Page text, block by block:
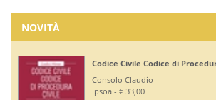
NOVITÀ
Codice Civile Codice di Procedura Civile
Consolo Claudio
Ipsoa - € 33,00